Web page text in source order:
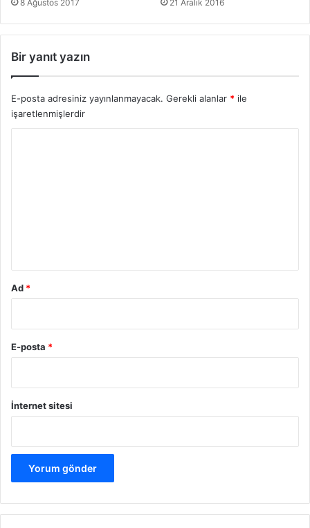
8 Ağustos 2017 21 Aralık 2016
Bir yanıt yazın
E-posta adresiniz yayınlanmayacak. Gerekli alanlar * ile
işaretlenmişlerdir
Ad *
E-posta *
İnternet sitesi